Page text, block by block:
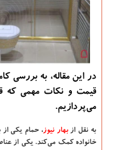
در این مقاله، به بررسی
قیمت و نکات مهمی که
می‌پردازیم.
به نقل ازبهار نیوز، حمام یکی
خانواده کمک می‌کند. یکی از